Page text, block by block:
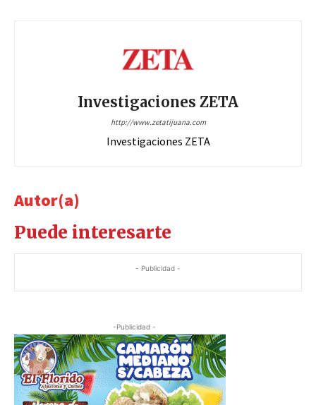
Investigaciones ZETA
http://www.zetatijuana.com
Investigaciones ZETA
Autor(a)
Puede interesarte
- Publicidad -
-Publicidad -